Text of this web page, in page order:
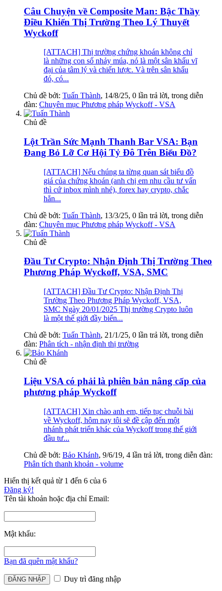
Câu Chuyện về Composite Man: Bậc Thầy
Điều Khiển Thị Trường Theo Lý Thuyết
Wyckoff
[ATTACH] Thị trường chứng khoán không chỉ
là những con số nhảy múa, nó là một sân khấu vĩ
đại của tâm lý và chiến lược. Và trên sân khấu
đó, có...
Chủ đề bởi: Tuấn Thành, 14/8/25, 0 lần trả lời, trong diễn
đàn: Chuyên mục Phương pháp Wyckoff - VSA
Chủ đề
Lột Trần Sức Mạnh Thanh Bar VSA: Bạn
Đang Bỏ Lỡ Cơ Hội Tỷ Đô Trên Biểu Đồ?
[ATTACH] Nếu chúng ta từng quan sát biểu đồ
giá của chứng khoán (anh chị em nhu cầu tư vấn
thì cứ inbox mình nhé), forex hay crypto, chắc
hẳn...
Chủ đề bởi: Tuấn Thành, 13/3/25, 0 lần trả lời, trong diễn
đàn: Chuyên mục Phương pháp Wyckoff - VSA
Chủ đề
Đầu Tư Crypto: Nhận Định Thị Trường Theo
Phương Pháp Wyckoff, VSA, SMC
[ATTACH] Đầu Tư Crypto: Nhận Định Thị
Trường Theo Phương Pháp Wyckoff, VSA,
SMC Ngày 20/01/2025 Thị trường Crypto luôn
là một thế giới đầy biến...
Chủ đề bởi: Tuấn Thành, 21/1/25, 0 lần trả lời, trong diễn
đàn: Phân tích - nhận định thị trường
Chủ đề
Liệu VSA có phải là phiên bản nâng cấp của
phương pháp Wyckoff
[ATTACH] Xin chào anh em, tiếp tục chuỗi bài
về Wyckoff, hôm nay tôi sẽ đề cập đến một
nhánh phát triển khác của Wyckoff trong thế giới
đầu tư...
Chủ đề bởi: Bảo Khánh, 9/6/19, 4 lần trả lời, trong diễn đàn:
Phân tích thanh khoản - volume
Hiển thị kết quả từ 1 đến 6 của 6
Đăng ký!
Tên tài khoản hoặc địa chỉ Email:
Mật khẩu:
Bạn đã quên mật khẩu?
Duy trì đăng nhập